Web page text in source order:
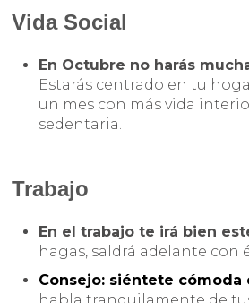
Vida Social
En Octubre no harás
Estarás centrado en tu
un mes con más vida
sedentaria.
Trabajo
En el trabajo te irá bien
hagas, saldrá adelante con
Consejo: siéntete cómoda